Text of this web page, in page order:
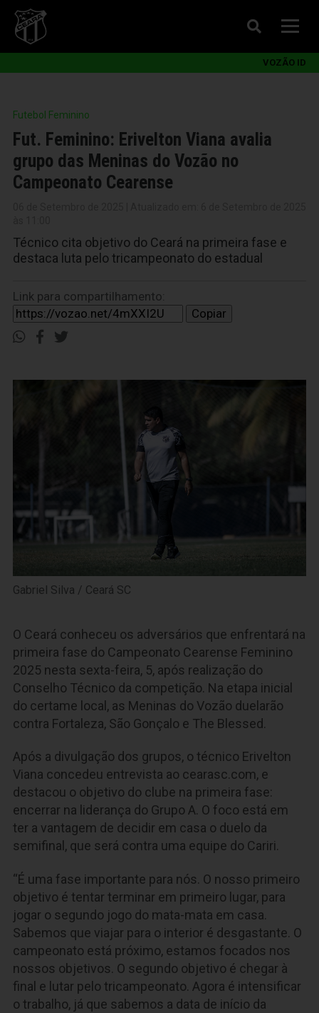
VOZÃO ID
Futebol Feminino
Fut. Feminino: Erivelton Viana avalia
grupo das Meninas do Vozão no
Campeonato Cearense
Técnico cita objetivo do Ceará na primeira fase e
destaca luta pelo tricampeonato do estadual
Link para compartilhamento:
Copiar
Gabriel Silva / Ceará SC
O Ceará conheceu os adversários que enfrentará na
primeira fase do Campeonato Cearense Feminino
2025 nesta sexta-feira, 5, após realização do
Conselho Técnico da competição. Na etapa inicial
do certame local, as Meninas do Vozão duelarão
contra Fortaleza, São Gonçalo e The Blessed.
Após a divulgação dos grupos, o técnico Erivelton
Viana concedeu entrevista ao cearasc.com, e
destacou o objetivo do clube na primeira fase:
encerrar na liderança do Grupo A. O foco está em
ter a vantagem de decidir em casa o duelo da
semifinal, que será contra uma equipe do Cariri.
“É uma fase importante para nós. O nosso primeiro
objetivo é tentar terminar em primeiro lugar, para
jogar o segundo jogo do mata-mata em casa.
Sabemos que viajar para o interior é desgastante. O
campeonato está próximo, estamos focados nos
nossos objetivos. O segundo objetivo é chegar à
final e lutar pelo tricampeonato. Agora é intensificar
o trabalho, já que sabemos a data de início da